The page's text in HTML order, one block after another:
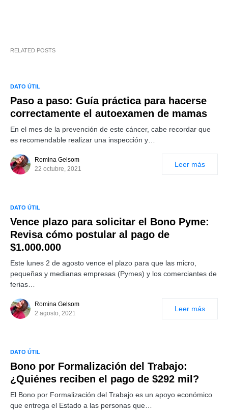
RELATED POSTS
DATO ÚTIL
Paso a paso: Guía práctica para hacerse
correctamente el autoexamen de mamas
En el mes de la prevención de este cáncer, cabe recordar que
es recomendable realizar una inspección y…
Romina Gelsom
22 octubre, 2021
Leer más
DATO ÚTIL
Vence plazo para solicitar el Bono Pyme:
Revisa cómo postular al pago de
$1.000.000
Este lunes 2 de agosto vence el plazo para que las micro,
pequeñas y medianas empresas (Pymes) y los comerciantes de
ferias…
Romina Gelsom
2 agosto, 2021
Leer más
DATO ÚTIL
Bono por Formalización del Trabajo:
¿Quiénes reciben el pago de $292 mil?
El Bono por Formalización del Trabajo es un apoyo económico
que entrega el Estado a las personas que…